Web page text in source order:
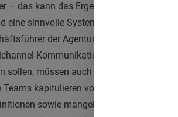
– das kann das Ergebnis einer
sinnvolle Systematisierung der
der Agentur Spirit Link, in
Kommunikation mangelt es nicht
müssen auch die Anzahl der
kapitulieren vor der schieren
sowie mangelnder